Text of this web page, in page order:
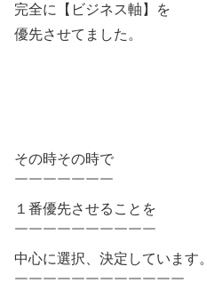
完全に【ビジネス軸】を
優先させてました。
その時その時で
￣￣￣￣￣￣￣
１番優先させることを
￣￣￣￣￣￣￣￣￣￣
中心に選択、決定しています。
￣￣￣￣￣￣￣￣￣￣￣￣